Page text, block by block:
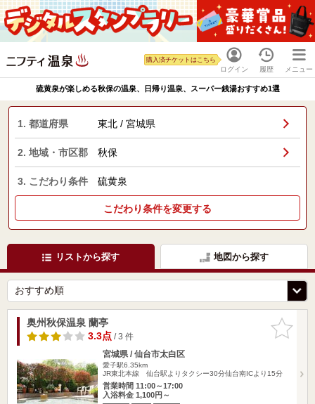
ログイン
購入済チケットはこちら
履歴 メニュー
硫黄泉が楽しめる秋保の温泉、日帰り温泉、スーパー銭湯おすすめ1選
1. 都道府県 東北 / 宮城県
2. 地域・市区郡 秋保
3. こだわり条件 硫黄泉
こだわり条件を変更する
リストから探す 地図から探す
お気に入
りに追加
奥州秋保温泉 蘭亭
3.3点/ 3 件
宮城県 / 仙台市太白区
愛子駅6.35km
JR東北本線 仙台駅よりタクシー30分仙台南ICより15分
営業時間 11:00～17:00
入浴料金 1,100円～